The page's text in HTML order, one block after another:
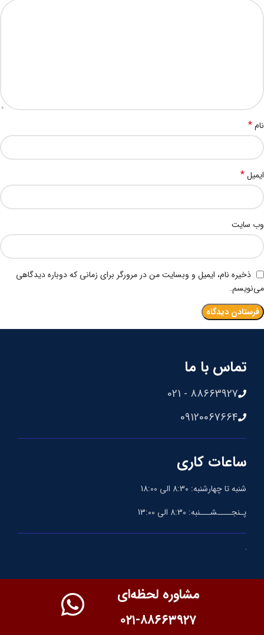
نام*
ایمیل*
وب‌ سایت
ذخیره نام، ایمیل و وبسایت من در مرورگر برای زمانی که دوباره دیدگاهی
می‌نویسم.
تماس با ما
88663927 - 021
09120067664
ساعات کاری
شنبه تا چهارشنبه: 8:30 الی 18:00
پـنجــــشـــنبه: 8:30 الی 13:00
مشاوره لحظه‌ای
۰۲۱-۸۸۶۶۳۹۲۷